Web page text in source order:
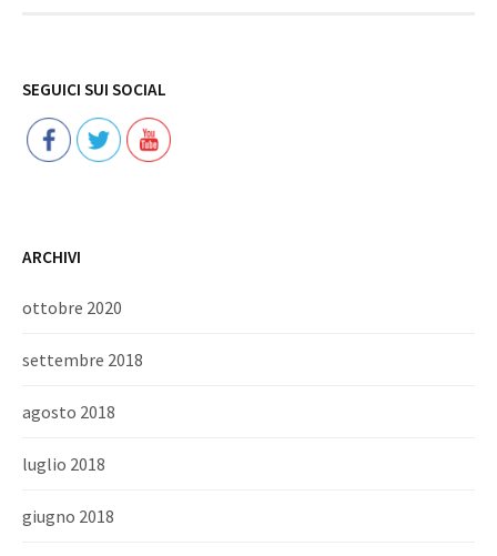
SEGUICI SUI SOCIAL
ARCHIVI
ottobre 2020
settembre 2018
agosto 2018
luglio 2018
giugno 2018